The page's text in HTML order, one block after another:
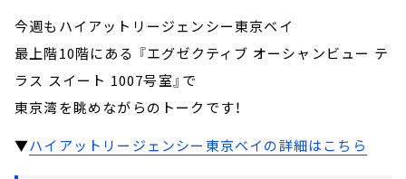
今週もハイアットリージェンシー東京ベイ
最上階10階にある 『エグゼクティブ オーシャンビュー テ
ラス スイート 1007号室』で
東京湾を眺めながらのトークです！
▼ハイアットリージェンシー東京ベイの詳細はこちら